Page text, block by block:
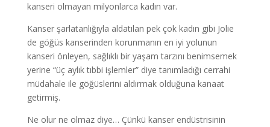
kanseri olmayan milyonlarca kadın var.
Kanser şarlatanlığıyla aldatılan pek çok kadın gibi Jolie
de göğüs kanserinden korunmanın en iyi yolunun
kanseri önleyen, sağlıklı bir yaşam tarzını benimsemek
yerine “üç aylık tıbbi işlemler” diye tanımladığı cerrahi
müdahale ile göğüslerini aldırmak olduğuna kanaat
getirmiş.
Ne olur ne olmaz diye… Çünkü kanser endüstrisinin